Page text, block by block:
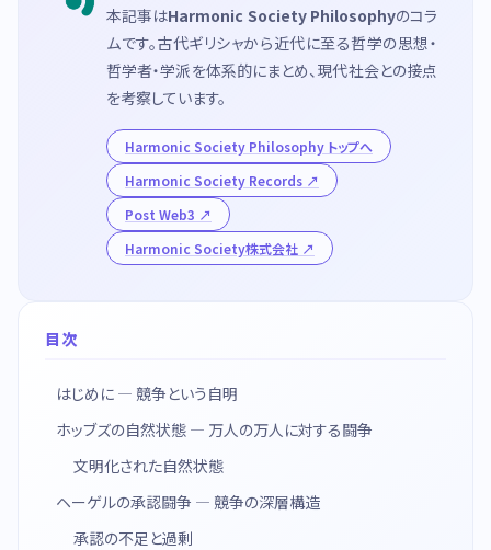
本記事はHarmonic Society Philosophyのコラ
ムです。古代ギリシャから近代に至る哲学の思想・
哲学者・学派を体系的にまとめ、現代社会との接点
を考察しています。
Harmonic Society Philosophy トップへ
Harmonic Society Records
Post Web3
Harmonic Society株式会社
目次
はじめに — 競争という自明
ホッブズの自然状態 — 万人の万人に対する闘争
文明化された自然状態
ヘーゲルの承認闘争 — 競争の深層構造
承認の不足と過剰